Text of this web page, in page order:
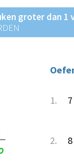
groter dan 1
1. 7
2. 8